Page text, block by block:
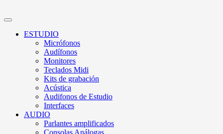
ESTUDIO
Micrófonos
Audífonos
Monitores
Teclados Midi
Kits de grabación
Acústica
Audifonos de Estudio
Interfaces
AUDIO
Parlantes amplificados
Consolas Análogas